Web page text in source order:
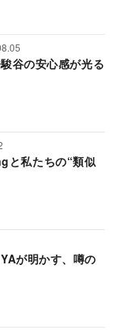
谷の安心感が光る
と私たちの“類似
が明かす、噂の